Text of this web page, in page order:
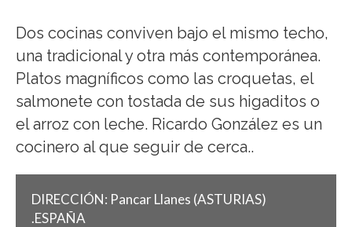
Dos cocinas conviven bajo el mismo techo,
una tradicional y otra más contemporánea.
Platos magníficos como las croquetas, el
salmonete con tostada de sus higaditos o
el arroz con leche. Ricardo González es un
cocinero al que seguir de cerca..
DIRECCIÓN: PancarLlanes (ASTURIAS)
.ESPAÑA